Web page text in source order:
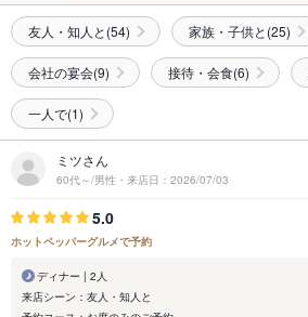
友人・知人と(54) 家族・子供と(25)
会社の宴会(9) 接待・会食(6)
一人で(1)
ミツさん
60代～/男性・来店日：2026/07/03
5.0
ホットペッパーグルメで予約
ディナー | 2人
来店シーン：友人・知人と